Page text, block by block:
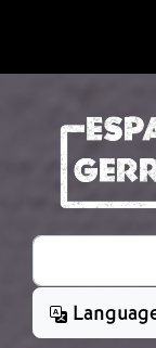
Bilatu